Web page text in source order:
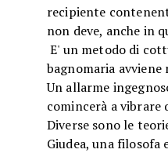
recipiente
non deve, anche in
E' un metodo di
bagnomaria
Un allarme
comincerà a vibrare
Diverse sono le
Giudea, una